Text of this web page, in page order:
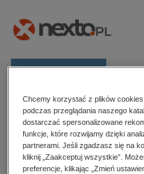
Kategorie
Zobacz wszystkie E-prasa
budownictwo,
Strona główna Maria
Maria
Chcemy korzystać z plików
podczas przeglądania naszego
dostarczać spersonalizowane
funkcje, które rozwijamy dzięki
partnerami. Jeśli zgadzasz się na
kliknij „Zaakceptuj wszystkie”.
preferencje, klikając „Zmień